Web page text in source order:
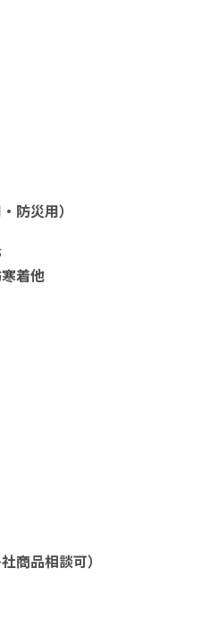
防災用）
着他
商品相談可）